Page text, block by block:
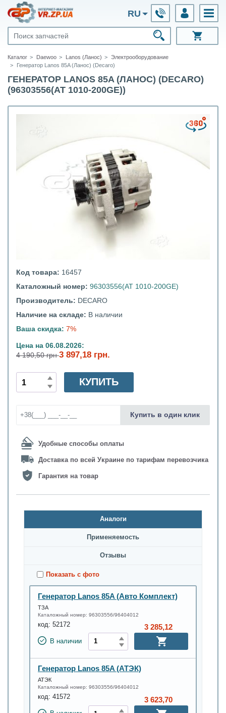
RU
Каталог Daewoo Lanos (Ланос)
Электрооборудование
Генератор Lanos 85A (Ланос) (Decaro)
ГЕНЕРАТОР LANOS 85A (ЛАНОС) (DECARO)
(96303556(AT 1010-200GE))
Код товара: 16457
Каталожный номер: 96303556(AT 1010-200GE)
Производитель: DECARO
Наличие на складе: В наличии
Ваша скидка: 7%
Цена на 06.08.2026:
4 190,50 грн3 897,18 грн.
Удобные способы оплаты
Доставка по всей Украине по тарифам перевозчика
Гарантия на товар
КУПИТЬ
Купить в один клик
Аналоги
Применяемость
Oтзывы
Показать с фото
Генератор Lanos 85A (Авто Комплект)
ТЗА
Каталожный номер: 96303556/96404012
код: 52172
В наличии
3 285,12
Генератор Lanos 85A (АТЭК)
АТЭК
Каталожный номер: 96303556/96404012
код: 41572 3 623,70